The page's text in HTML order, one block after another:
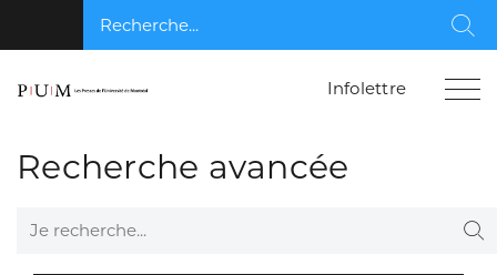
Recherche...
Infolettre
Recherche avancée
Je recherche...